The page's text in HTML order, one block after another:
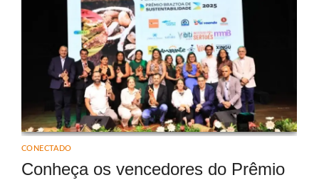
CONECTADO
Conheça os vencedores do Prêmio